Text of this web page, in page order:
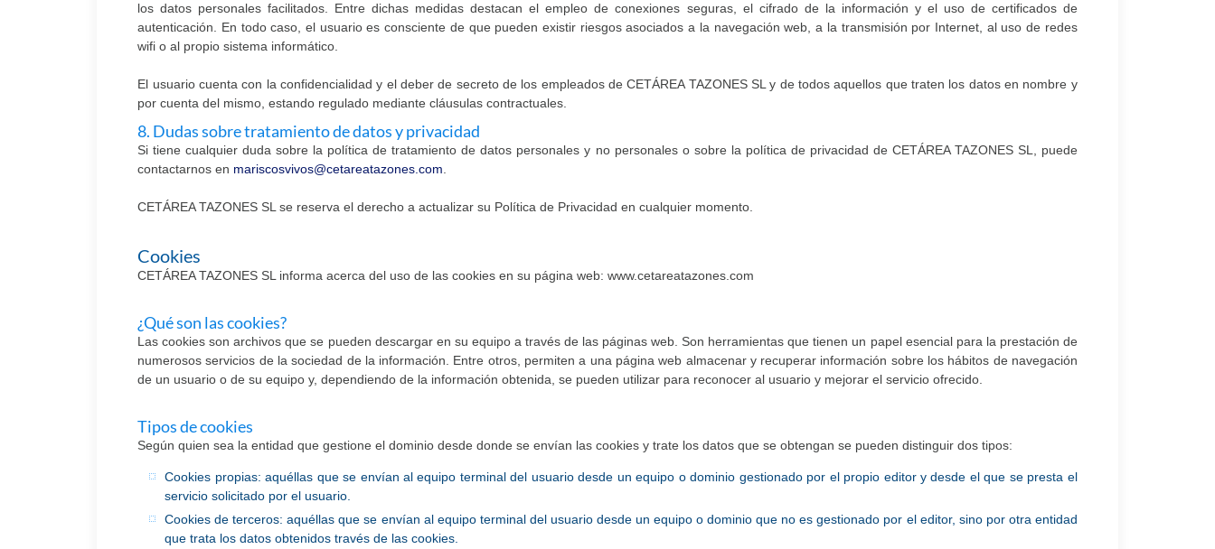
los datos personales facilitados. Entre dichas medidas destacan el empleo de conexiones seguras, el cifrado de la información y el uso de certificados de
autenticación. En todo caso, el usuario es consciente de que pueden existir riesgos asociados a la navegación web, a la transmisión por Internet, al uso de redes
wifi o al propio sistema informático.
El usuario cuenta con la confidencialidad y el deber de secreto de los empleados de CETÁREA TAZONES SL y de todos aquellos que traten los datos en nombre y
por cuenta del mismo, estando regulado mediante cláusulas contractuales.
8. Dudas sobre tratamiento de datos y privacidad
Si tiene cualquier duda sobre la política de tratamiento de datos personales y no personales o sobre la política de privacidad de CETÁREA TAZONES SL, puede
contactarnos en mariscosvivos@cetareatazones.com.
CETÁREA TAZONES SL se reserva el derecho a actualizar su Política de Privacidad en cualquier momento.
Cookies
CETÁREA TAZONES SL informa acerca del uso de las cookies en su página web: www.cetareatazones.com
¿Qué son las cookies?
Las cookies son archivos que se pueden descargar en su equipo a través de las páginas web. Son herramientas que tienen un papel esencial para la prestación de
numerosos servicios de la sociedad de la información. Entre otros, permiten a una página web almacenar y recuperar información sobre los hábitos de navegación
de un usuario o de su equipo y, dependiendo de la información obtenida, se pueden utilizar para reconocer al usuario y mejorar el servicio ofrecido.
Tipos de cookies
Según quien sea la entidad que gestione el dominio desde donde se envían las cookies y trate los datos que se obtengan se pueden distinguir dos tipos:
Cookies propias: aquéllas que se envían al equipo terminal del usuario desde un equipo o dominio gestionado por el propio editor y desde el que se presta el
servicio solicitado por el usuario.
Cookies de terceros: aquéllas que se envían al equipo terminal del usuario desde un equipo o dominio que no es gestionado por el editor, sino por otra entidad
que trata los datos obtenidos través de las cookies.